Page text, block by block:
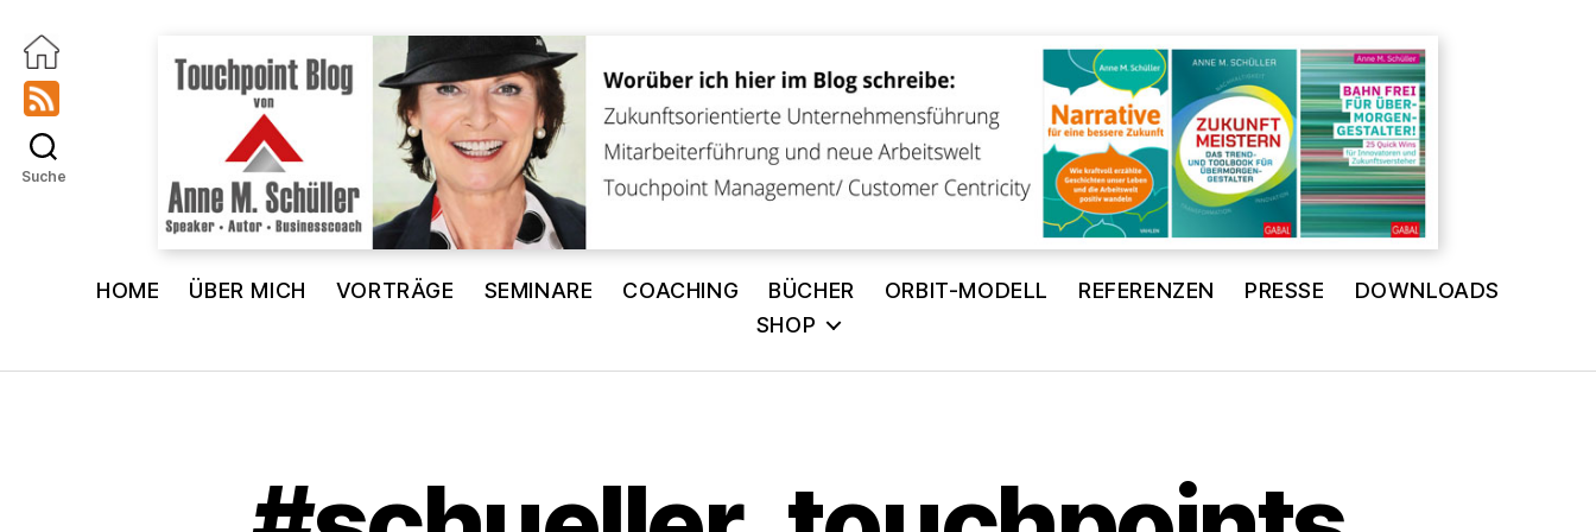
Touchpoint
Blog
HOME ÜBER MICH VORTRÄGE SEMINARE COACHING BÜCHER ORBIT-MODELL REFERENZEN PRESSE
DOWNLOADS
SHOP
Suche